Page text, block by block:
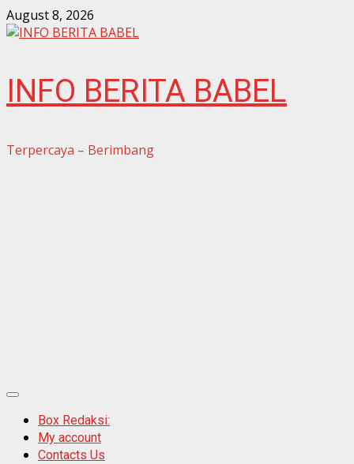
Skip
to
August 8, 2026
INFO BERITA BABEL
Terpercaya – Berimbang
Primary
MenuBox Redaksi:
My account
Contacts Us